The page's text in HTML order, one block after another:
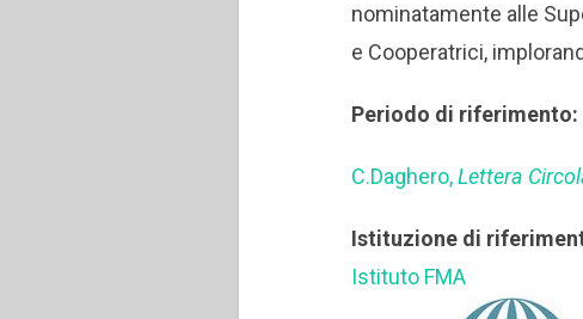
nominatamente alle
e Cooperatrici,
Periodo di riferimento:
C.Daghero,Lettera
Istituzione di
Istituto FMA